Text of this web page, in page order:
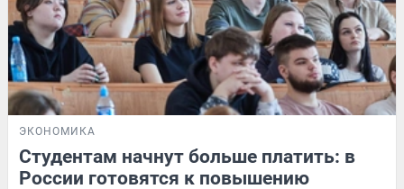
ЭКОНОМИКА
Студентам начнут больше платить: в
России готовятся к повышению